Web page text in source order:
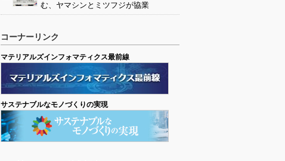
む、ヤマシンとミツフジが協業
コーナーリンク
マテリアルズインフォマティクス最前線
サステナブルなモノづくりの実現